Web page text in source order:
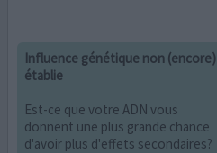
Influence génétique non (encore)
établie
Est-ce que votre ADN vous
donnent une plus grande chance
d'avoir plus d'effets secondaires?